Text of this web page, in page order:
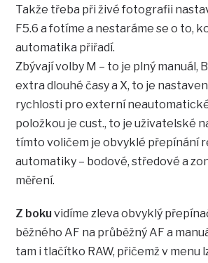
Takže třeba při živé fotografii
F5.6 a fotíme a nestaráme se o to,
automatika přiřadí.
Zbývají volby M – to je plný manuál, B
extra dlouhé časy a X, to je
rychlosti pro externí
položkou je cust., to je uživatelské
tímto voličem je obvyklé přepínání
automatiky – bodové, středové a
měření.
Z bokuvidíme zleva obvyklý
běžného AF na průběžný AF a
tam i tlačítko RAW, přičemž v menu